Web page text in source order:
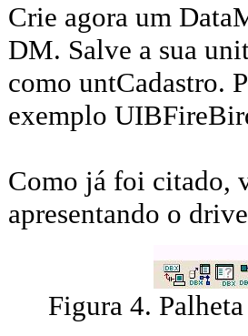
Crie agora um
DM. Salve a sua
como untCadastro.
exemplo
Como já foi citado,
apresentando o
Figura 4.